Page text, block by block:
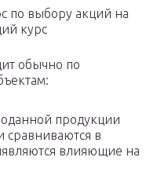
по выбору акций на
курс
обычно по
продукции
сравниваются в
влияющие на